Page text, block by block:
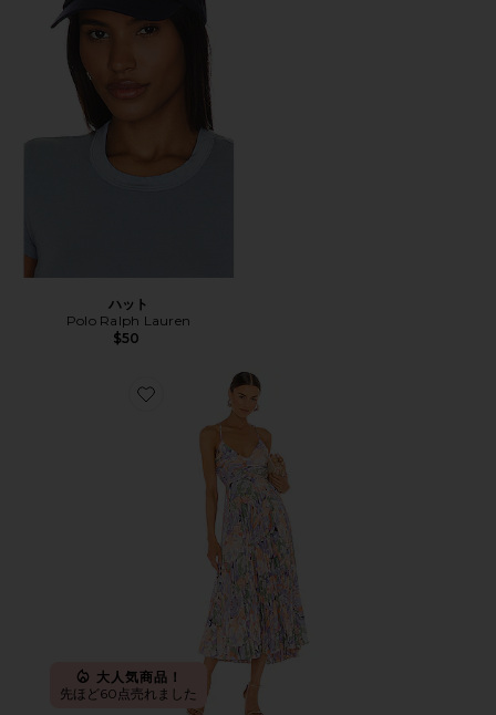
ハット
Polo Ralph Lauren
$50
Favorite BLYTHE ドレス
大人気商品！
先ほど60点売れました